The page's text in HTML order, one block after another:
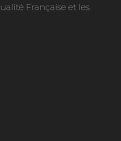
Française et les